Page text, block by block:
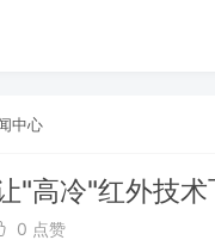
中心
"高冷"红外技
0 点赞